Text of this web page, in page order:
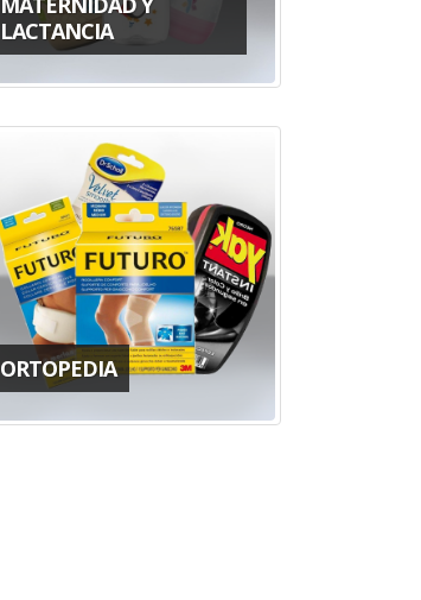
LACTANCIA
ORTOPEDIA